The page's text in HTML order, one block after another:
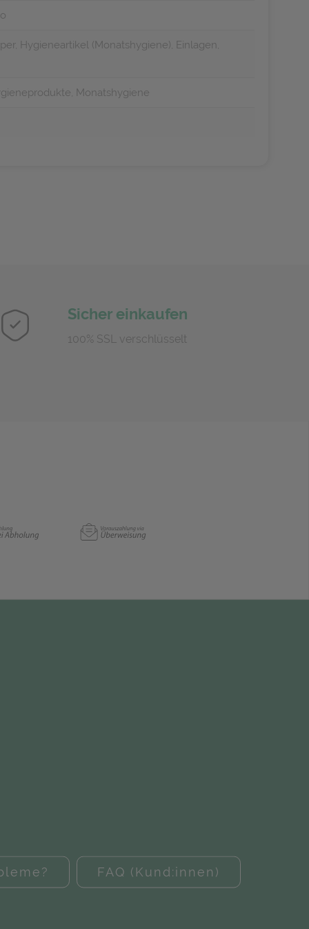
Hygieneartikel (Monatshygiene), Einlagen,
Monatshygiene
Sicher einkaufen
100% SSL verschlüsselt
FAQ (Kund:innen)